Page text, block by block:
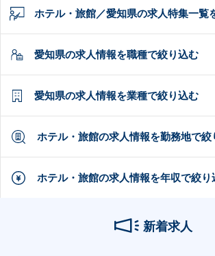
ホテル・旅館／愛知県の求人特集一覧
愛知県の求人情報を職種で絞り込む
愛知県の求人情報を業種で絞り込む
ホテル・旅館の求人情報を勤務地で絞
ホテル・旅館の求人情報を年収で絞り
新着求人